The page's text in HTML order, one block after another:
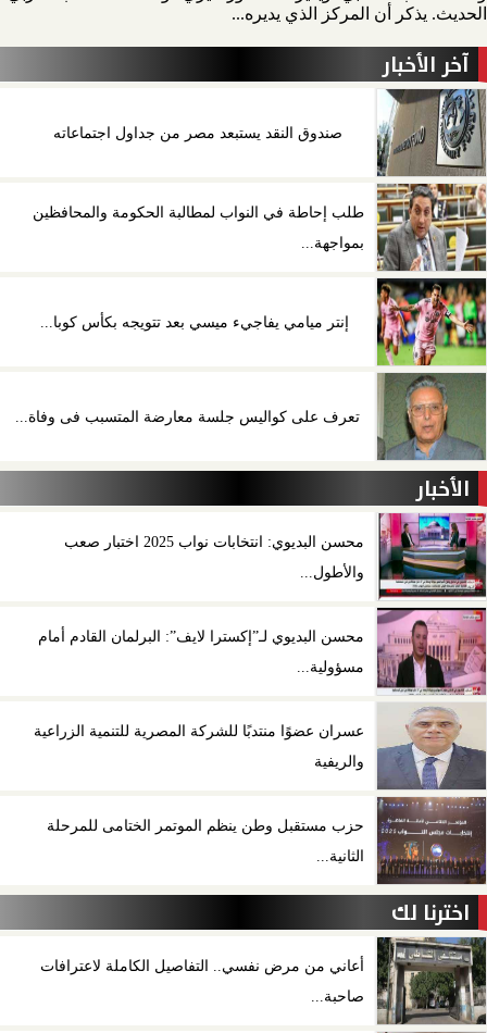
الحديث. يذكر أن المركز الذي يديره...
آخر الأخبار
صندوق النقد يستبعد مصر من جداول اجتماعاته
طلب إحاطة في النواب لمطالبة الحكومة والمحافظين
بمواجهة...
إنتر ميامي يفاجيء ميسي بعد تتويجه بكأس كوبا...
تعرف على كواليس جلسة معارضة المتسبب فى وفاة...
الأخبار
محسن البديوي: انتخابات نواب 2025 اختبار صعب
والأطول...
محسن البديوي لـ”إكسترا لايف”: البرلمان القادم أمام
مسؤولية...
عسران عضوًا منتدبًا للشركة المصرية للتنمية الزراعية
والريفية
حزب مستقبل وطن ينظم الموتمر الختامى للمرحلة
الثانية...
اخترنا لك
أعاني من مرض نفسي.. التفاصيل الكاملة لاعترافات
صاحبة...